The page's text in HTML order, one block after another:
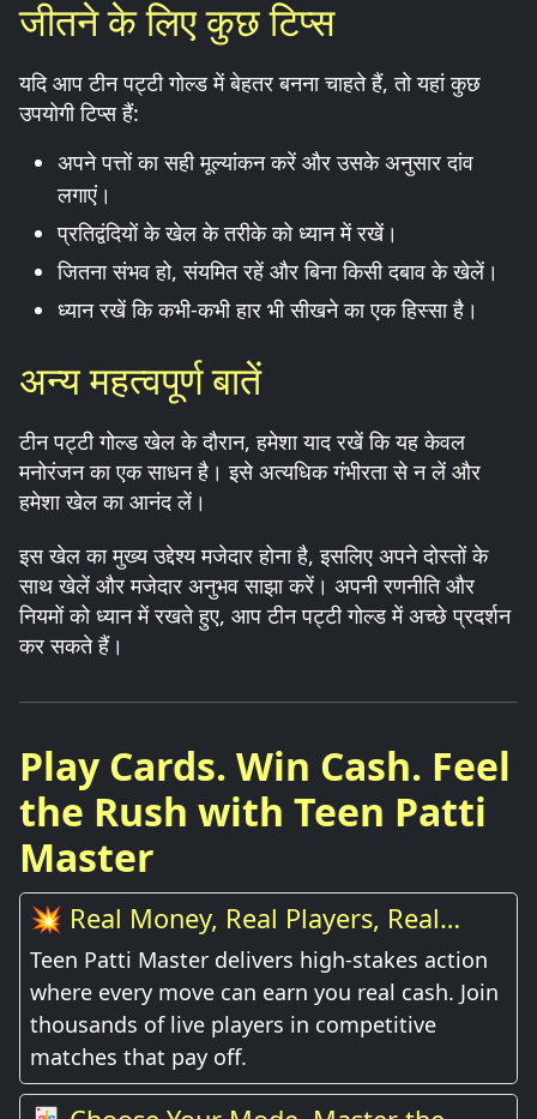
जीतने के लिए कुछ टिप्स
यदि आप टीन पट्टी गोल्ड में बेहतर बनना चाहते हैं, तो यहां कुछ
उपयोगी टिप्स हैं:
अपने पत्तों का सही मूल्यांकन करें और उसके अनुसार दांव
लगाएं।
प्रतिद्वंदियों के खेल के तरीके को ध्यान में रखें।
जितना संभव हो, संयमित रहें और बिना किसी दबाव के खेलें।
ध्यान रखें कि कभी-कभी हार भी सीखने का एक हिस्सा है।
अन्य महत्वपूर्ण बातें
टीन पट्टी गोल्ड खेल के दौरान, हमेशा याद रखें कि यह केवल
मनोरंजन का एक साधन है। इसे अत्यधिक गंभीरता से न लें और
हमेशा खेल का आनंद लें।
इस खेल का मुख्य उद्देश्य मजेदार होना है, इसलिए अपने दोस्तों के
साथ खेलें और मजेदार अनुभव साझा करें। अपनी रणनीति और
नियमों को ध्यान में रखते हुए, आप टीन पट्टी गोल्ड में अच्छे प्रदर्शन
कर सकते हैं।
Play Cards. Win Cash. Feel
the Rush with Teen Patti
Master
💥 Real Money, Real Players, Real
Thrill
Teen Patti Master delivers high-stakes action
where every move can earn you real cash. Join
thousands of live players in competitive
matches that pay off.